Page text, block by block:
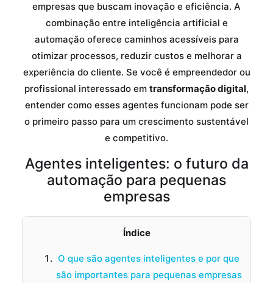
empresas que buscam inovação e eficiência. A
combinação entre inteligência artificial e
automação oferece caminhos acessíveis para
otimizar processos, reduzir custos e melhorar a
experiência do cliente. Se você é empreendedor ou
profissional interessado em transformação digital,
entender como esses agentes funcionam pode ser
o primeiro passo para um crescimento sustentável
e competitivo.
Agentes inteligentes: o futuro da
automação para pequenas
empresas
Índice
O que são agentes inteligentes e por que
são importantes para pequenas empresas